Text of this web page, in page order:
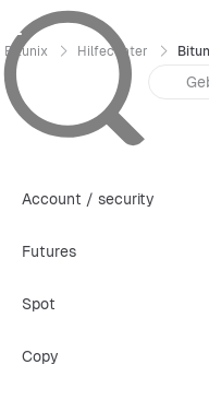
Bitunix Hilfecenter
Account / security
Futures
Spot
Copy